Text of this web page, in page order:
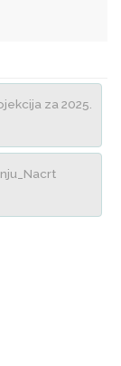
za 2025.